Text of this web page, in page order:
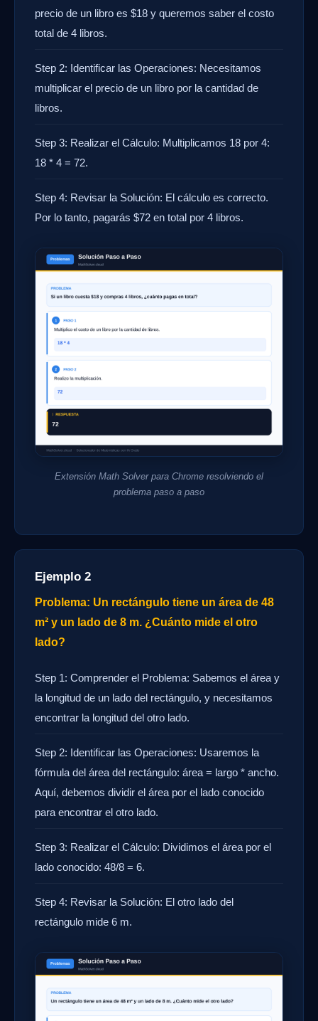
precio de un libro es $18 y queremos saber el costo
total de 4 libros.
Step 2: Identificar las Operaciones: Necesitamos
multiplicar el precio de un libro por la cantidad de
libros.
Step 3: Realizar el Cálculo: Multiplicamos 18 por 4:
18 * 4 = 72.
Step 4: Revisar la Solución: El cálculo es correcto.
Por lo tanto, pagarás $72 en total por 4 libros.
Extensión Math Solver para Chrome resolviendo el
problema paso a paso
Ejemplo 2
Problema: Un rectángulo tiene un área de 48
m² y un lado de 8 m. ¿Cuánto mide el otro
lado?
Step 1: Comprender el Problema: Sabemos el área y
la longitud de un lado del rectángulo, y necesitamos
encontrar la longitud del otro lado.
Step 2: Identificar las Operaciones: Usaremos la
fórmula del área del rectángulo: área = largo * ancho.
Aquí, debemos dividir el área por el lado conocido
para encontrar el otro lado.
Step 3: Realizar el Cálculo: Dividimos el área por el
lado conocido: 48/8 = 6.
Step 4: Revisar la Solución: El otro lado del
rectángulo mide 6 m.